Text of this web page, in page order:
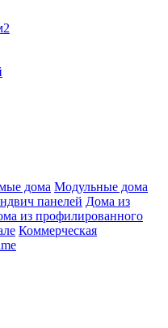
дома Модульные дома
панелей Дома из
из профилированного
Коммерческая